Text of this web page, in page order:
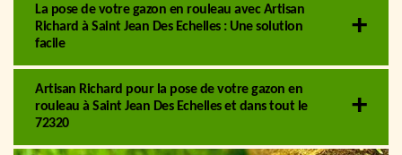
La pose de votre gazon en rouleau avec Artisan
Richard à Saint Jean Des Echelles : Une solution
facile
Artisan Richard pour la pose de votre gazon en
rouleau à Saint Jean Des Echelles et dans tout le
72320